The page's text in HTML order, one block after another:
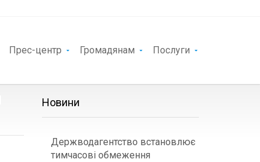
Прес-центр Громадянам Послуги
Новини
Держводагентство встановлює
тимчасові обмеження